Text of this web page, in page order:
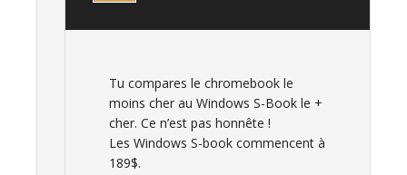
Tu compares le chromebook le
moins cher au Windows S-Book le +
cher. Ce n’est pas honnête !
Les Windows S-book commencent à
189$.